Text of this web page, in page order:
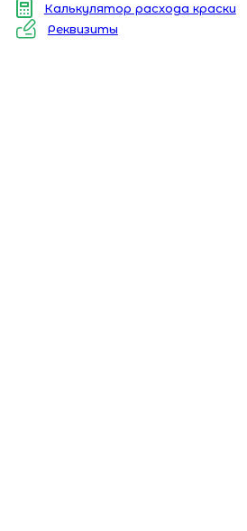
Калькулятор расхода краски
Реквизиты